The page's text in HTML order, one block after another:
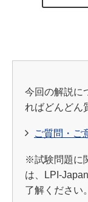
今回の解説に
ればどんどん
ご質問・ご
※試験問題に
は、LPI-
了解ください。